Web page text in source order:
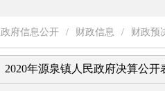
政府信息公开 / 财政信息 / 财政预
2020年源泉镇人民政府决算公开